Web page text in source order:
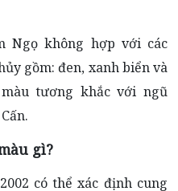
Ngọ không hợp với các
gồm: đen, xanh biển và
tương khắc với ngũ
gì?
có thể xác định cung